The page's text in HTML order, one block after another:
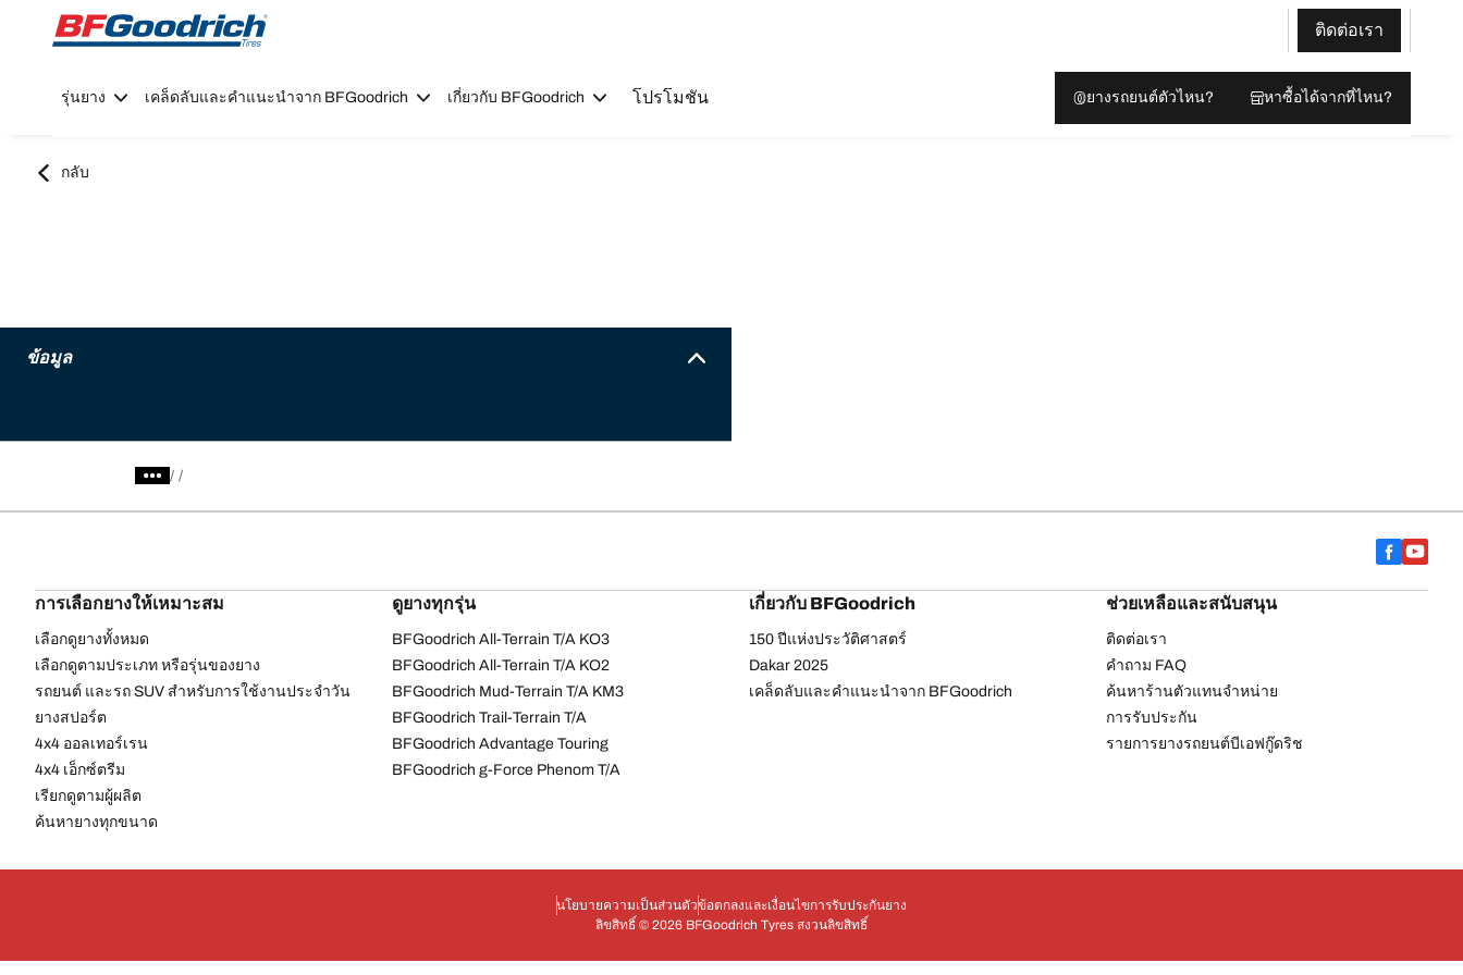
Go to page content
Go to page navigation
ติดต่อเรา
รุ่นยาง เคล็ดลับและคำแนะนำจาก BFGoodrich เกี่ยวกับ BFGoodrich โปรโมชัน ยางรถยนต์ตัวไหน? หาซื้อได้จากที่ไหน?
กลับ
ข้อมูล
/
การเลือกยางให้เหมาะสม
เลือกดูยางทั้งหมด
เลือกดูตามประเภท หรือรุ่นของยาง
รถยนต์ และรถ SUV สำหรับการใช้งานประจำวัน
ยางสปอร์ต
4x4 ออลเทอร์เรน​
4x4 เอ็กซ์ตรีม​
เรียกดูตามผู้ผลิต
ค้นหายางทุกขนาด
ดูยางทุกรุ่น
BFGoodrich All-Terrain T/A KO3
BFGoodrich All-Terrain T/A KO2
BFGoodrich Mud-Terrain T/A KM3
BFGoodrich Trail-Terrain T/A
BFGoodrich Advantage Touring
BFGoodrich g-Force Phenom T/A
เกี่ยวกับ BFGoodrich
150 ปีแห่งประวัติศาสตร์
Dakar 2025
เคล็ดลับและคำแนะนำจาก BFGoodrich
ช่วยเหลือและสนับสนุน
ติดต่อเรา
คำถาม FAQ
ค้นหาร้านตัวแทนจำหน่าย
การรับประกัน
รายการยางรถยนต์บีเอฟกู๊ดริช
นโยบายความเป็นส่วนตัวข้อตกลงและเงื่อนไขการรับประกันยาง
ลิขสิทธิ์ © 2026 BFGoodrich Tyres สงวนลิขสิทธิ์